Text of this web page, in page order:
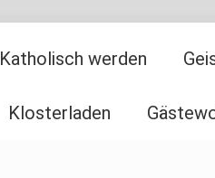
Katholisch werden
Klosterladen